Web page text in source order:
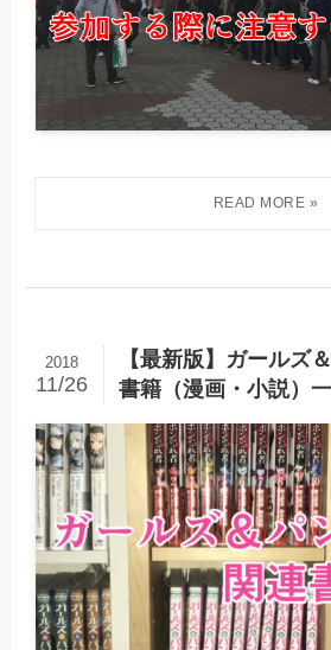
【最新版】ガールズ
書籍（漫画・小説）
2018
11/26